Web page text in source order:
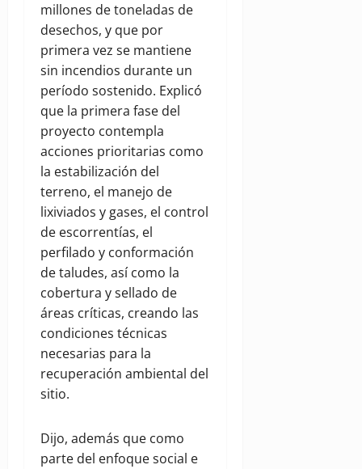
millones de toneladas de
desechos, y que por
primera vez se mantiene
sin incendios durante un
período sostenido. Explicó
que la primera fase del
proyecto contempla
acciones prioritarias como
la estabilización del
terreno, el manejo de
lixiviados y gases, el control
de escorrentías, el
perfilado y conformación
de taludes, así como la
cobertura y sellado de
áreas críticas, creando las
condiciones técnicas
necesarias para la
recuperación ambiental del
sitio.
Dijo, además que como
parte del enfoque social e